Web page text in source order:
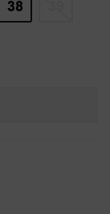
38